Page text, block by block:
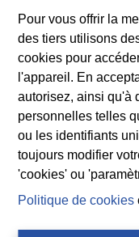
Pour vous offrir la
des tiers utilisons
cookies pour
l'appareil. En
autorisez, ainsi qu'à
personnelles telles
ou les identifiants
toujours modifier
'cookies' ou
Politique de cookies
unifamiliales ainsi
de ces duplex
dédié à l’exercice
des solutions
résidentiels des
Ce quartier
accessibilité vers le
profiteront également
d’infrastructures
particulièrement